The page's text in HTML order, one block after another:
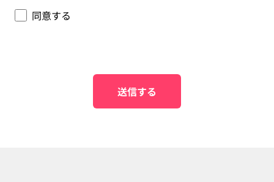
同意する
送信する